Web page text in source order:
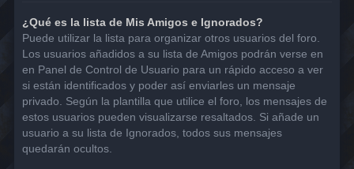
¿Qué es la lista de Mis Amigos e Ignorados?
Puede utilizar la lista para organizar otros usuarios del foro.
Los usuarios añadidos a su lista de Amigos podrán verse en
en Panel de Control de Usuario para un rápido acceso a ver
si están identificados y poder así enviarles un mensaje
privado. Según la plantilla que utilice el foro, los mensajes de
estos usuarios pueden visualizarse resaltados. Si añade un
usuario a su lista de Ignorados, todos sus mensajes
quedarán ocultos.